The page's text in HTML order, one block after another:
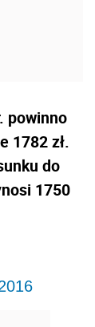
powinno
1782 zł.
do
1750